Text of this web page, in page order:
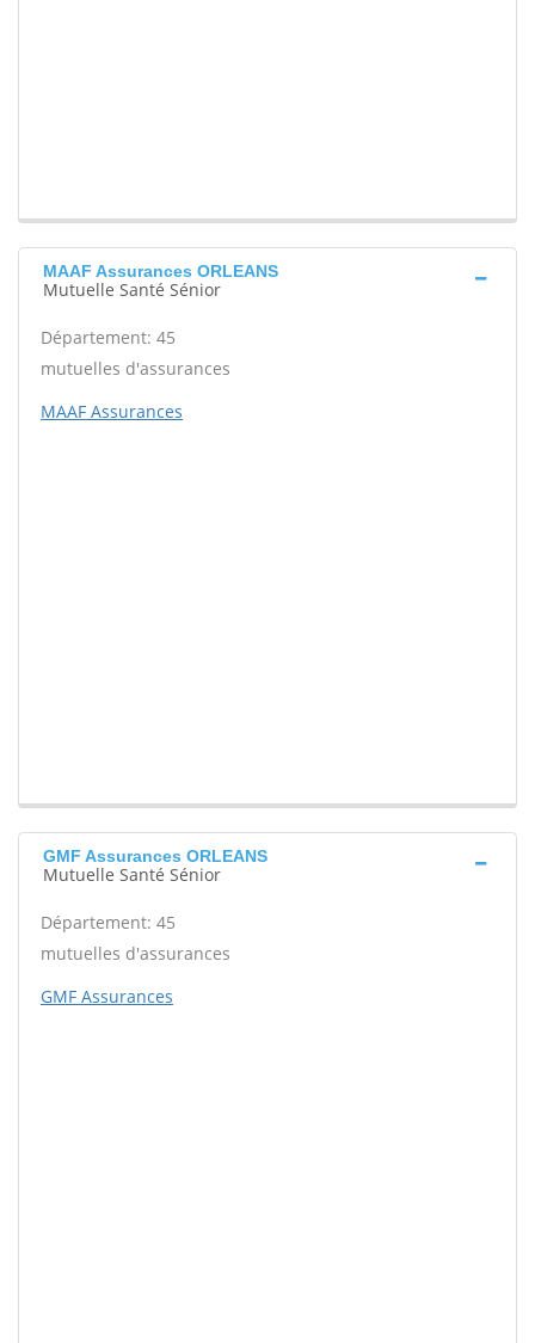
MAAF Assurances ORLEANS
Mutuelle Santé Sénior
Département: 45
mutuelles d'assurances
MAAF Assurances
GMF Assurances ORLEANS
Mutuelle Santé Sénior
Département: 45
mutuelles d'assurances
GMF Assurances